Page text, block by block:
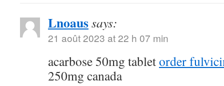
Lnoaussays:
21 août 2023 at 22 h 07 min
acarbose 50mg tabletorder
250mg canada